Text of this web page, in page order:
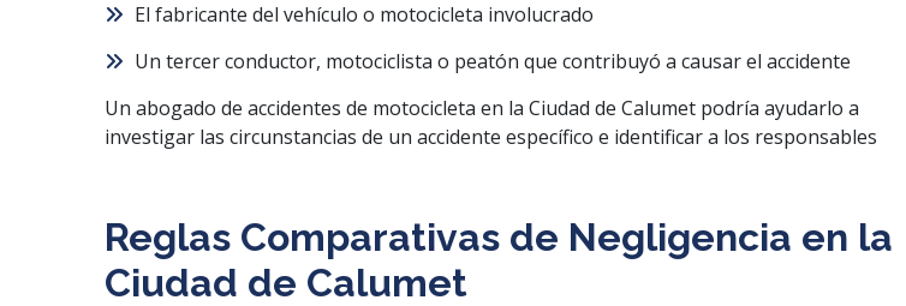
El fabricante del vehículo o motocicleta involucrado
Un tercer conductor, motociclista o peatón que contribuyó a causar el accidente
Un abogado de accidentes de motocicleta en la Ciudad de Calumet podría ayudarlo a
investigar las circunstancias de un accidente específico e identificar a los responsables
Reglas Comparativas de Negligencia en la
Ciudad de Calumet